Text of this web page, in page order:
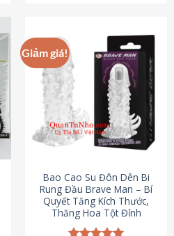
Giảm giá!
Bao Cao Su Đôn Dên Bi
Rung Đầu Brave Man – Bí
Quyết Tăng Kích Thước,
Thăng Hoa Tột Đỉnh